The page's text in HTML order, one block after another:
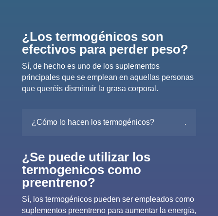
¿Los termogénicos son
efectivos para perder peso?
Sí, de hecho es uno de los suplementos
principales que se emplean en aquellas personas
que queréis disminuir la grasa corporal.
¿Cómo lo hacen los termogénicos?
¿Se puede utilizar los
termogenicos como
preentreno?
Sí, los termogénicos pueden ser empleados como
suplementos preentreno para aumentar la energía,